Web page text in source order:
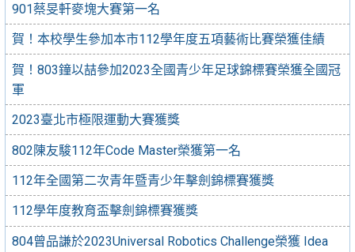
901蔡旻軒麥塊大賽第一名
賀！本校學生參加本市112學年度五項藝術比賽榮獲佳績
賀！803鐘以喆參加2023全國青少年足球錦標賽榮獲全國冠
軍
2023臺北市極限運動大賽獲獎
802陳友駿112年Code Master榮獲第一名
112年全國第二次青年暨青少年擊劍錦標賽獲獎
112學年度教育盃擊劍錦標賽獲獎
804曾品謙於2023Universal Robotics Challenge榮獲 Idea